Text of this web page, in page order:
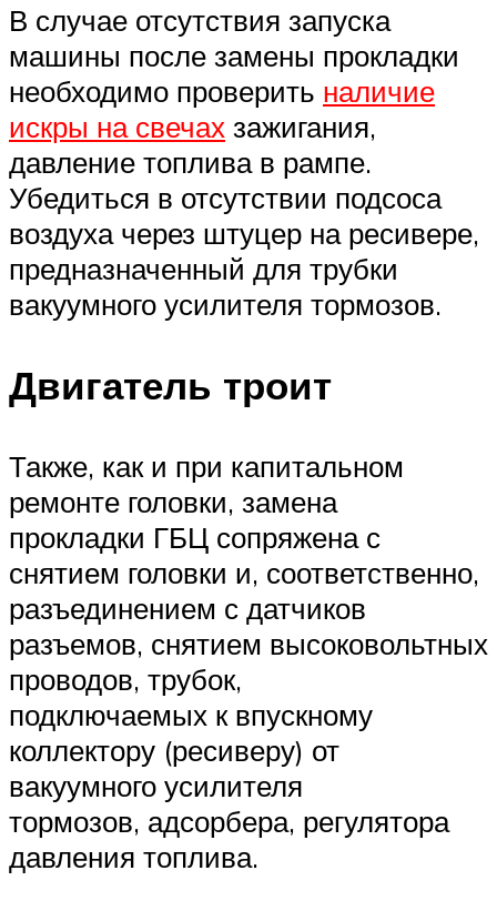
В случае отсутствия запуска
машины после замены прокладки
необходимо проверить наличие
искры на свечах зажигания,
давление топлива в рампе.
Убедиться в отсутствии подсоса
воздуха через штуцер на ресивере,
предназначенный для трубки
вакуумного усилителя тормозов.
Двигатель троит
Также, как и при капитальном
ремонте головки, замена
прокладки ГБЦ сопряжена с
снятием головки и, соответственно,
разъединением с датчиков
разъемов, снятием высоковольтных
проводов, трубок,
подключаемых к впускному
коллектору (ресиверу) от
вакуумного усилителя
тормозов, адсорбера, регулятора
давления топлива.